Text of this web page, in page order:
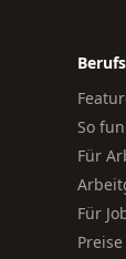
So
Für
Für
Preise